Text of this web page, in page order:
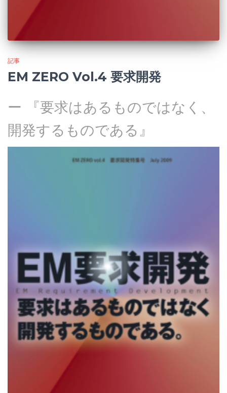
記事
EM ZERO Vol.4 要求開発
ー 『要求はあるものではなく、
開発するものである』